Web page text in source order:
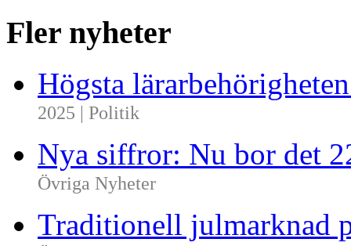
Fler nyheter
Högsta
2025 | Politik
Nya siffror: Nu bor det
Övriga Nyheter
Traditionell julmarknad